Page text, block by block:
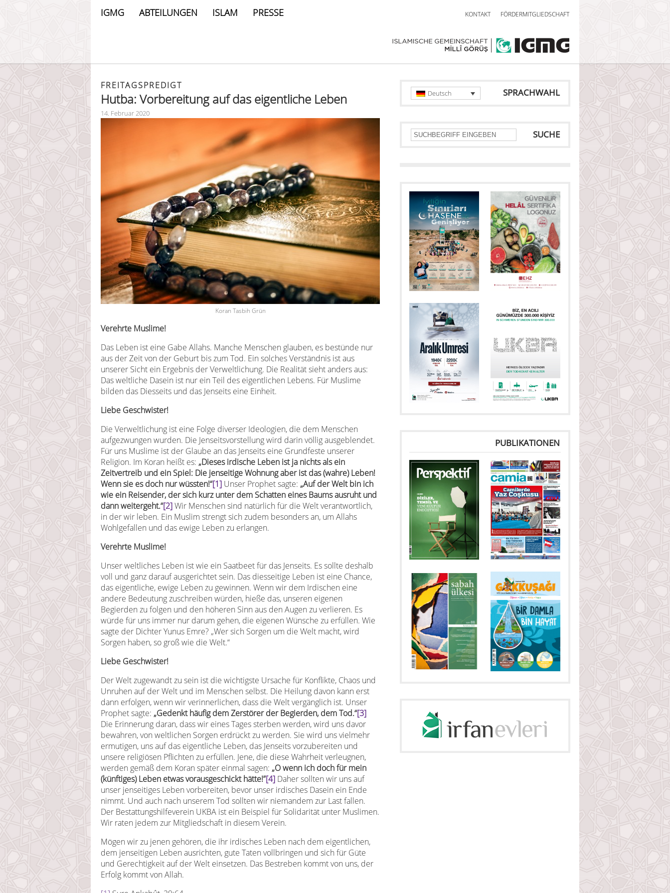
IGMG ABTEILUNGEN ISLAM PRESSE KONTAKT FÖRDERMITGLIEDSCHAFT
FREITAGSPREDIGT
Hutba: Vorbereitung auf das eigentliche Leben
14. Februar 2020
Koran Tasbih Grün
Verehrte Muslime!
Das Leben ist eine Gabe Allahs. Manche Menschen glauben, es bestünde nur
aus der Zeit von der Geburt bis zum Tod. Ein solches Verständnis ist aus
unserer Sicht ein Ergebnis der Verweltlichung. Die Realität sieht anders aus:
Das weltliche Dasein ist nur ein Teil des eigentlichen Lebens. Für Muslime
bilden das Diesseits und das Jenseits eine Einheit.
Liebe Geschwister!
Die Verweltlichung ist eine Folge diverser Ideologien, die dem Menschen
aufgezwungen wurden. Die Jenseitsvorstellung wird darin völlig ausgeblendet.
Für uns Muslime ist der Glaube an das Jenseits eine Grundfeste unserer
Religion. Im Koran heißt es: „Dieses irdische Leben ist ja nichts als ein
Zeitvertreib und ein Spiel: Die jenseitige Wohnung aber ist das (wahre) Leben!
Wenn sie es doch nur wüssten!“[1] Unser Prophet sagte: „Auf der Welt bin ich
wie ein Reisender, der sich kurz unter dem Schatten eines Baums ausruht und
dann weitergeht.“[2]Wir Menschen sind natürlich für die Welt verantwortlich,
in der wir leben. Ein Muslim strengt sich zudem besonders an, um Allahs
Wohlgefallen und das ewige Leben zu erlangen.
Verehrte Muslime!
Unser weltliches Leben ist wie ein Saatbeet für das Jenseits. Es sollte deshalb
voll und ganz darauf ausgerichtet sein. Das diesseitige Leben ist eine Chance,
das eigentliche, ewige Leben zu gewinnen. Wenn wir dem Irdischen eine
andere Bedeutung zuschreiben würden, hieße das, unseren eigenen
Begierden zu folgen und den höheren Sinn aus den Augen zu verlieren. Es
würde für uns immer nur darum gehen, die eigenen Wünsche zu erfüllen. Wie
sagte der Dichter Yunus Emre? „Wer sich Sorgen um die Welt macht, wird
Sorgen haben, so groß wie die Welt.“
Liebe Geschwister!
Der Welt zugewandt zu sein ist die wichtigste Ursache für Konflikte, Chaos und
Unruhen auf der Welt und im Menschen selbst. Die Heilung davon kann erst
dann erfolgen, wenn wir verinnerlichen, dass die Welt vergänglich ist. Unser
Prophet sagte: „Gedenkt häufig dem Zerstörer der Begierden, dem Tod.“[3]
Die Erinnerung daran, dass wir eines Tages sterben werden, wird uns davor
bewahren, von weltlichen Sorgen erdrückt zu werden. Sie wird uns vielmehr
ermutigen, uns auf das eigentliche Leben, das Jenseits vorzubereiten und
unsere religiösen Pflichten zu erfüllen. Jene, die diese Wahrheit verleugnen,
werden gemäß dem Koran später einmal sagen: „O wenn ich doch für mein
(künftiges) Leben etwas vorausgeschickt hätte!”[4] Daher sollten wir uns auf
unser jenseitiges Leben vorbereiten, bevor unser irdisches Dasein ein Ende
nimmt. Und auch nach unserem Tod sollten wir niemandem zur Last fallen.
Der Bestattungshilfeverein UKBA ist ein Beispiel für Solidarität unter Muslimen.
Wir raten jedem zur Mitgliedschaft in diesem Verein.
Mögen wir zu jenen gehören, die ihr irdisches Leben nach dem eigentlichen,
dem jenseitigen Leben ausrichten, gute Taten vollbringen und sich für Güte
und Gerechtigkeit auf der Welt einsetzen. Das Bestreben kommt von uns, der
Erfolg kommt von Allah.
SPRACHWAHL
Deutsch
SUCHE
PUBLIKATIONEN